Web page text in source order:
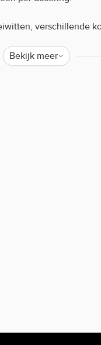
verschillende
in heerlijke smaken!
Bekijk meer